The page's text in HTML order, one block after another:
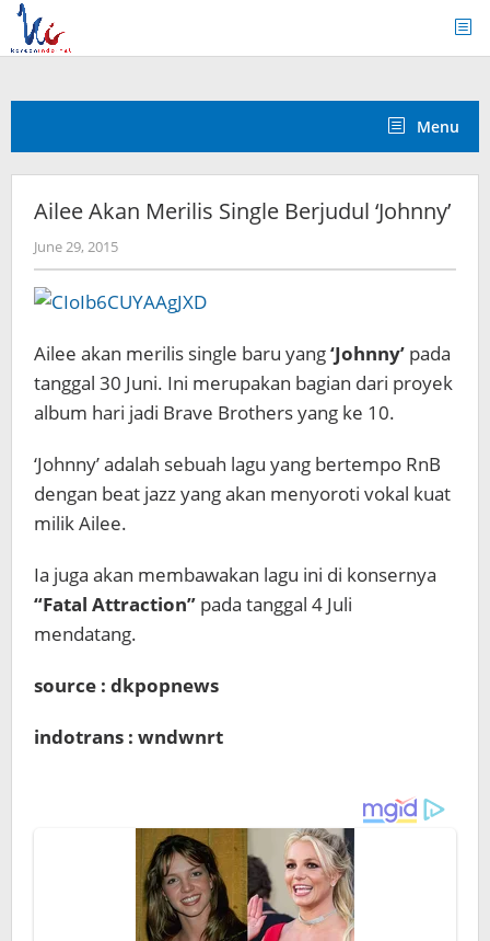
Skip
content
Menu
Ailee Akan Merilis Single Berjudul ‘Johnny’
June 29, 2015by
Koreanindo
Ailee akan merilis single baru yang‘Johnny’ pada
tanggal 30 Juni. Ini merupakan bagian dari proyek
album hari jadi Brave Brothers yang ke 10.
‘Johnny’ adalah sebuah lagu yang bertempo RnB
dengan beat jazz yang akan menyoroti vokal kuat
milik Ailee.
Ia juga akan membawakan lagu ini di konsernya
“Fatal Attraction” pada tanggal 4 Juli
mendatang.
source : dkpopnews
indotrans : wndwnrt